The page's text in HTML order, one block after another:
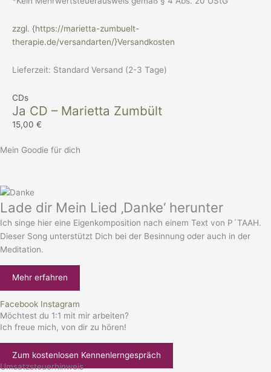
zzgl. {https://marietta-zumbuelt-
therapie.de/versandarten/}Versandkosten
Lieferzeit: Standard Versand (2-3 Tage)
CDs
Ja CD – Marietta Zumbült
15,00 €
Mein Goodie für dich
Lade dir Mein Lied ‚Danke‘ herunter
Ich singe hier eine Eigenkomposition nach einem Text von P´TAAH.
Dieser Song unterstützt Dich bei der Besinnung oder auch in der
Meditation.
Mehr erfahren
Facebook Instagram
Möchtest du 1:1 mit mir arbeiten?
Ich freue mich, von dir zu hören!
Zum kostenlosen Kennenlerngespräch
Umsatzsteuerhinweis